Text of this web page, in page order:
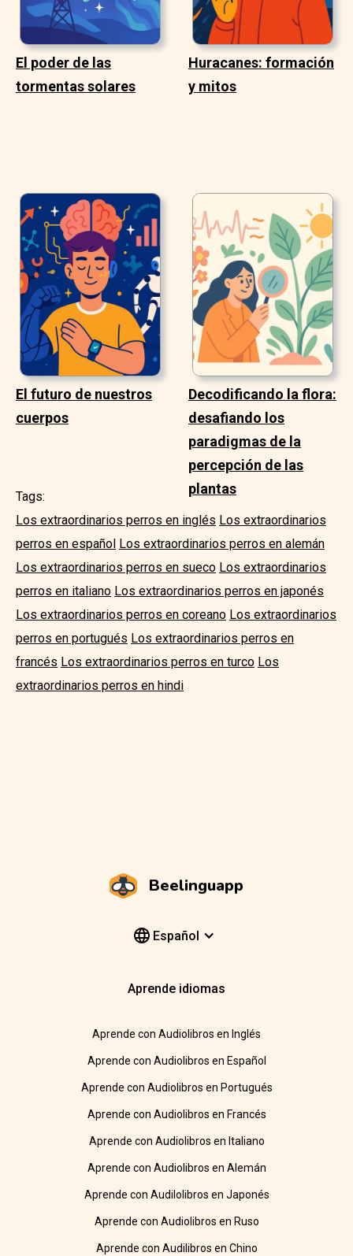
El poder de las
tormentas solares
Huracanes: formación
y mitos
El futuro de nuestros
cuerpos
Decodificando la flora:
desafiando los
paradigmas de la
percepción de las
plantas
Tags:
Los extraordinarios perros en inglés Los extraordinarios
perros en español Los extraordinarios perros en alemán
Los extraordinarios perros en sueco Los extraordinarios
perros en italiano Los extraordinarios perros en japonés
Los extraordinarios perros en coreano Los extraordinarios
perros en portugués Los extraordinarios perros en
francés Los extraordinarios perros en turco Los
extraordinarios perros en hindi
Beelinguapp
Español
Aprende idiomas
Aprende con Audiolibros en Inglés
Aprende con Audiolibros en Español
Aprende con Audiolibros en Portugués
Aprende con Audiolibros en Francés
Aprende con Audiolibros en Italiano
Aprende con Audiolibros en Alemán
Aprende con Audilolibros en Japonés
Aprende con Audiolibros en Ruso
Aprende con Audilibros en Chino